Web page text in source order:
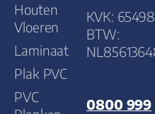
Houten
Vloeren
Laminaat
Plak PVC
PVC
KVK:
BTW:
0800 999